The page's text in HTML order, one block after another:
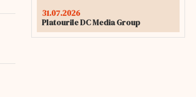
31.07.2026
Platourile DC Media Group